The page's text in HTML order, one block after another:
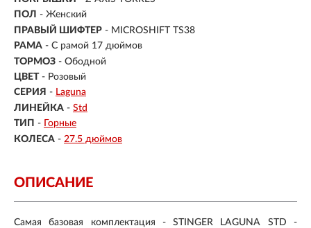
ПОЛ - Женский
ПРАВЫЙ ШИФТЕР - MICROSHIFT TS38
РАМА - С рамой 17 дюймов
ТОРМОЗ - Ободной
ЦВЕТ - Розовый
СЕРИЯ - Laguna
ЛИНЕЙКА - Std
ТИП - Горные
КОЛЕСА - 27.5 дюймов
ОПИСАНИЕ
Самая базовая комплектация - STINGER LAGUNA STD -